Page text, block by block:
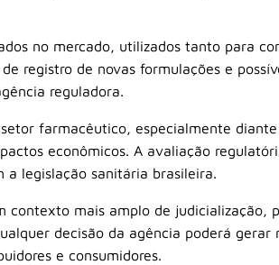
no mercado, utilizados tanto para
registro de novas formulações e
reguladora.
farmacêutico, especialmente
econômicos. A avaliação
a legislação sanitária brasileira.
contexto mais amplo de judicialização,
decisão da agência poderá gerar
e consumidores.